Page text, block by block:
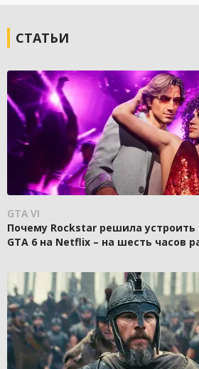
СТАТЬИ
GTA VI
Почему Rockstar решила
GTA 6 на Netflix – на шесть часов